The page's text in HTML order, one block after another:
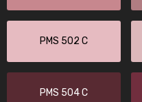
PMS 502 C
PMS 504 C